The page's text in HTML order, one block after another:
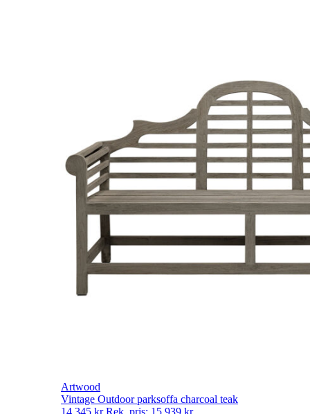
Artwood
Vintage Outdoor parksoffa charcoal teak
14 345 kr Rek. pris: 15 939 kr